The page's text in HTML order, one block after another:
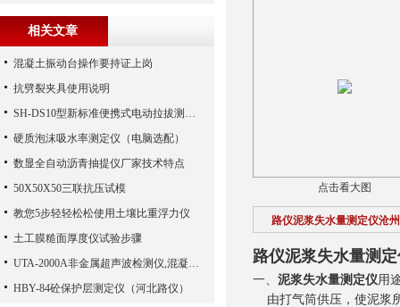
点击看大图
路仪泥浆失水量测定仪沧
路仪泥浆失水量测
一、 泥浆失水量测定仪用
由打气筒供压，使泥浆
相关文章
混凝土振动台操作要持证上岗
抗劈裂夹具使用说明
SH-DS10型新标准便携式电动拉拔测试仪
硬质泡沫吸水率测定仪（电脑选配）
数显全自动沥青抽提仪厂家技术特点
50X50X50三联抗压试模
教您5步轻轻松松使用土壤比重浮力仪
土工膜糙面厚度仪试验步骤
UTA-2000A非金属超声波检测仪,混凝土超声波检测仪,非金属超声分析仪（河北路仪）
HBY-84砼保护层测定仪（河北路仪）